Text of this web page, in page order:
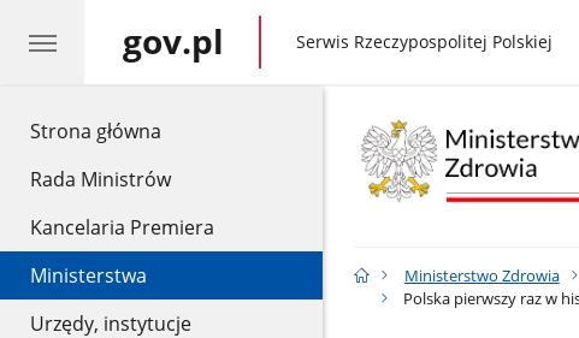
Strona główna
Rada Ministrów
Kancelaria Premiera
Ministerstwa
Urzędy, instytucje
gov.pl gov.pl
Serwis Rzeczypospolitej Polskiej
Ministerstwo Zdrowia
Polska pierwszy raz w